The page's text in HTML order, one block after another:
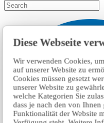
Diese Webseite
Wir verwenden Cookies,
auf unserer Website zu
Cookies müssen gesetzt
unserer Website zu
welche Kategorien Sie
dass je nach den von
Funktionalität der Website